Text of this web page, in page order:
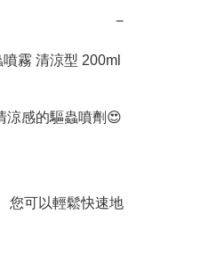
−
霧 清涼型 200ml
涼感的驅蟲噴劑😍
您可以輕鬆快速地